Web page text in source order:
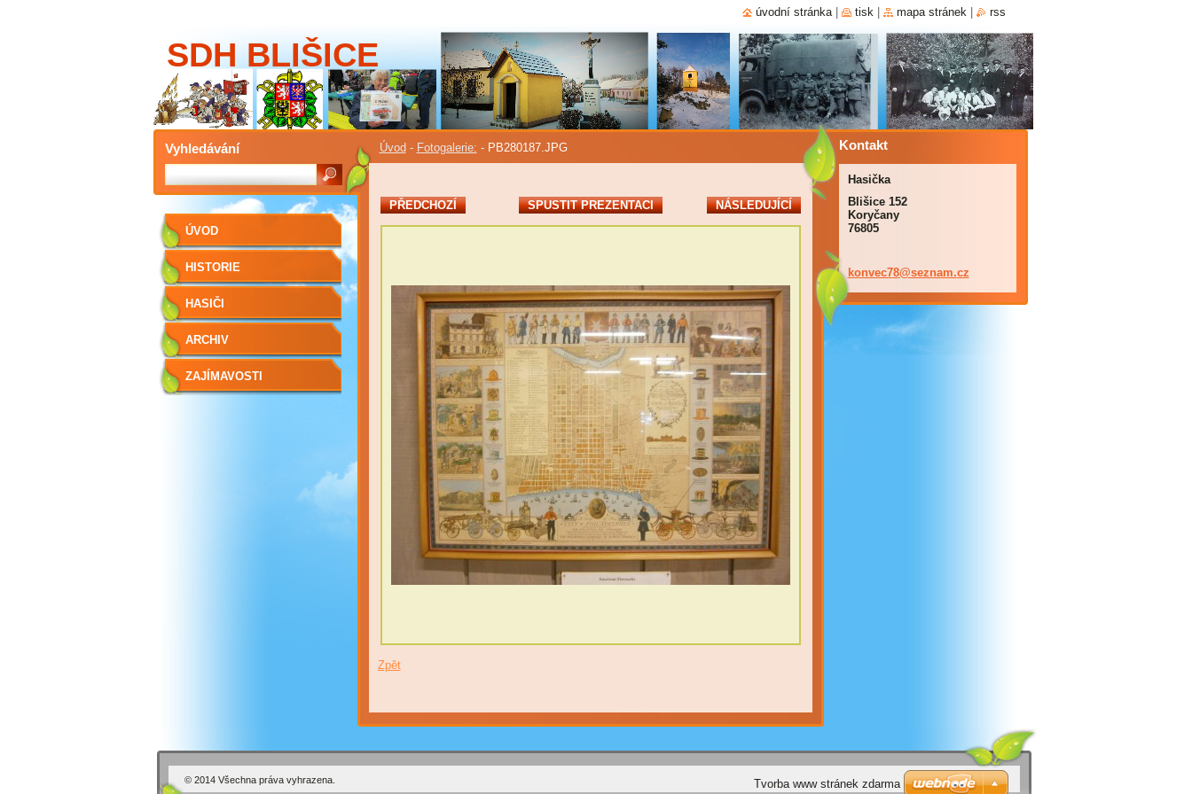
SDH BLIŠICE
Úvod - Fotogalerie: - PB280187.JPG
PŘEDCHOZÍ SPUSTIT PREZENTACI NÁSLEDUJÍCÍ
Zpět
ÚVOD
HISTORIE
HASIČI
ARCHIV
ZAJÍMAVOSTI
Kontakt
Hasička
Blišice 152
Koryčany
76805
konvec78@seznam.cz
Vyhledávání
úvodní stránka tisk mapa stránek rss
© 2014 Všechna práva vyhrazena. Tvorba www stránek zdarma